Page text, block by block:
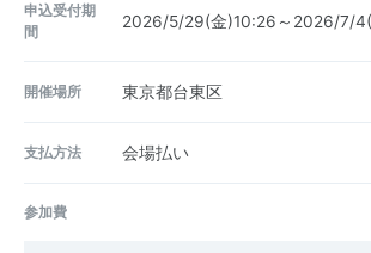
申込受付期
間
2026/5/29(金)10:26～2026/7/
開催場所 東京都台東区
支払方法 会場払い
参加費